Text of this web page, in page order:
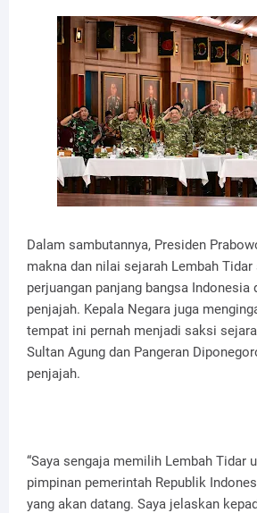
Dalam sambutannya, Presiden
makna dan nilai sejarah Lembah Tidar
perjuangan panjang bangsa Indonesia
penjajah. Kepala Negara juga
tempat ini pernah menjadi saksi
Sultan Agung dan Pangeran
penjajah.
“Saya sengaja memilih Lembah Tidar
pimpinan pemerintah Republik
yang akan datang. Saya jelaskan